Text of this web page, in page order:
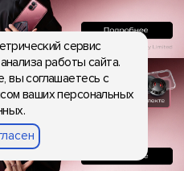
сервис
работы сайта.
вы соглашаетесь с
ваших персональных